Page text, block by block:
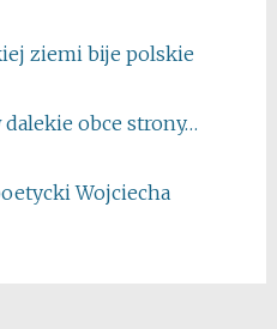
ziemi bije polskie
dalekie obce strony…
Wojciecha